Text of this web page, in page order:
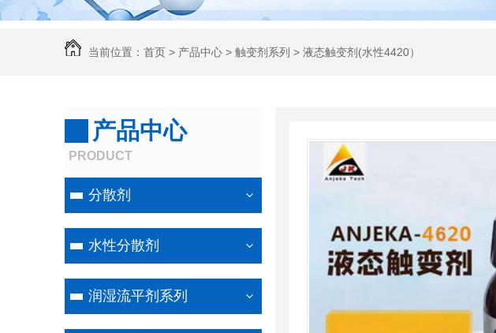
当前位置： 首页 > 产品中心 > 触变剂系列 > 液态触变剂(水性4420）
产品中心
PRODUCT
分散剂
水性分散剂
润湿流平剂系列